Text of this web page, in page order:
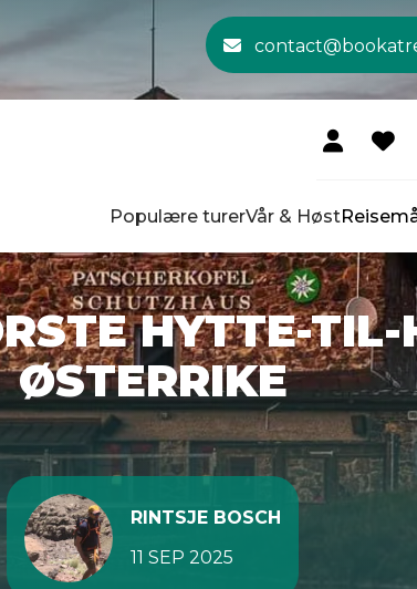
Populære turerVår & Høst
HYTTE-TIL-
ØSTERRIKE
RINTSJE BOSCH
11 SEP 2025